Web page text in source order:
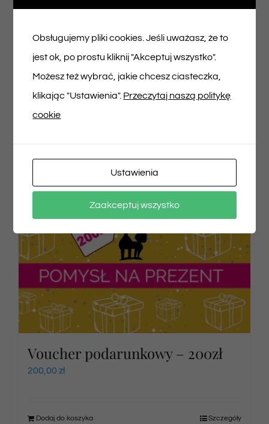
100,00zł
Dodaj do koszyka Szczegóły
Voucher podarunkowy – 200zł
200,00 zł
Dodaj do koszyka Szczegóły
Obsługujemy pliki cookies. Jeśli uważasz, że to
jest ok, po prostu kliknij "Akceptuj wszystko".
Możesz też wybrać, jakie chcesz ciasteczka,
klikając "Ustawienia". Przeczytaj naszą politykę
cookie
Ustawienia
Zaakceptuj wszystko